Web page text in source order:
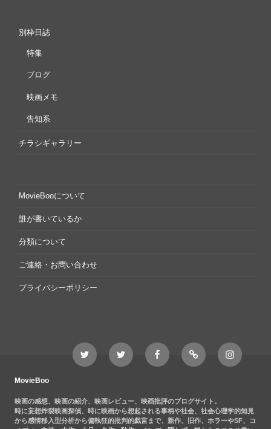
別枠日誌
特集
ブログ
映画メモ
告知系
チラシギャラリー
MovieBooについて
誰が書いているか
分類について
ご連絡・お問い合わせ
プライバシーポリシー
Twitter
MovieBoo
Twitter
Nezshi
Movieboo
Facebook
Feedly
Instagram
Nezshi
MovieBoo
映画の感想、映画の紹介、映画レビュー、映画批評のブログサイト。
時に妄想炸裂映画探偵、時に映画から想起される事柄や社会、社会心理学的知見
から感情移入型分析から偏執狂的批判的戯言まで、新作、旧作、ホラーやSF、コ